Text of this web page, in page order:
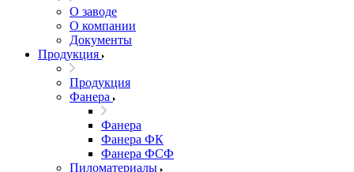
О заводе
О компании
Документы
Продукция
Продукция
Фанера
Фанера
Фанера ФК
Фанера ФСФ
Пиломатериалы